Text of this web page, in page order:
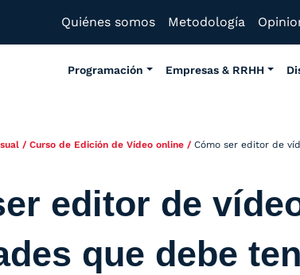
Quiénes somos Metodología
Programación Empresas & RRHH
/ Curso de Edición de Vídeo online / Cómo ser editor de
editor de
que debe